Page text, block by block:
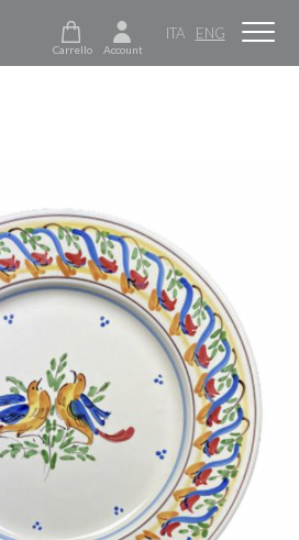
Carrello Account
ITA ENG